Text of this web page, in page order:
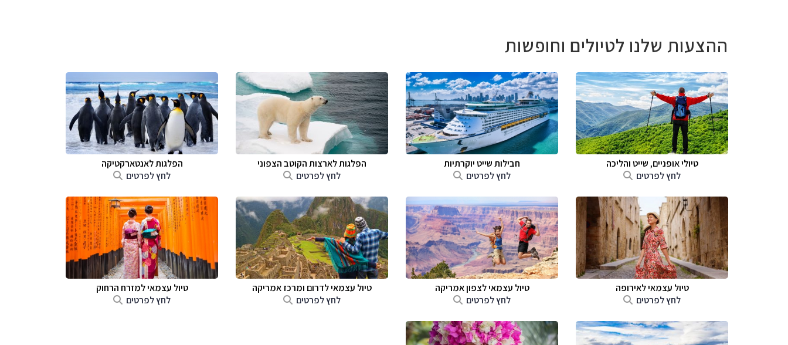
ההצעות שלנו לטיולים וחופשות
טיולי אופניים, שייט והליכה
לחץ לפרטים
חבילות שייט יוקרתיות
לחץ לפרטים
הפלגות לארצות הקוטב הצפוני
לחץ לפרטים
הפלגות לאנטארקטיקה
לחץ לפרטים
טיול עצמאי לאירופה
לחץ לפרטים
טיול עצמאי לצפון אמריקה
לחץ לפרטים
טיול עצמאי לדרום ומרכז אמריקה
לחץ לפרטים
טיול עצמאי למזרח הרחוק
לחץ לפרטים